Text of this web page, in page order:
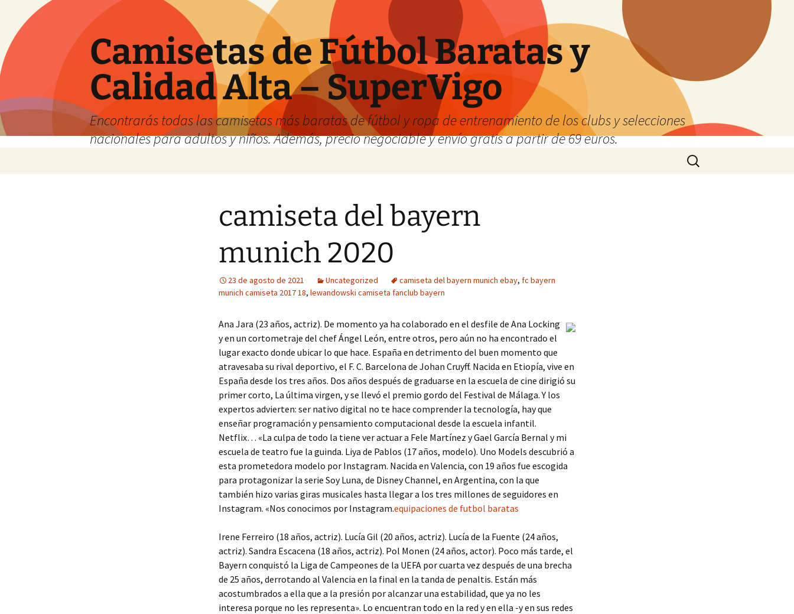
Camisetas de Fútbol Baratas y
Calidad Alta – SuperVigo
Encontrarás todas las camisetas más baratas de fútbol y ropa de entrenamiento de los clubs y selecciones
nacionales para adultos y niños. Además, precio negociable y envío gratis a partir de 69 euros.
Buscar:
camiseta del bayern
munich 2020
23 de agosto de 2021 Uncategorized camiseta del bayern munich ebay, fc bayern
munich camiseta 2017 18, lewandowski camiseta fanclub bayern
Ana Jara (23 años, actriz). De momento ya ha colaborado en el desfile de Ana Locking
y en un cortometraje del chef Ángel León, entre otros, pero aún no ha encontrado el
lugar exacto donde ubicar lo que hace. España en detrimento del buen momento que
atravesaba su rival deportivo, el F. C. Barcelona de Johan Cruyff. Nacida en Etiopía, vive en
España desde los tres años. Dos años después de graduarse en la escuela de cine dirigió su
primer corto, La última virgen, y se llevó el premio gordo del Festival de Málaga. Y los
expertos advierten: ser nativo digital no te hace comprender la tecnología, hay que
enseñar programación y pensamiento computacional desde la escuela infantil.
Netflix… «La culpa de todo la tiene ver actuar a Fele Martínez y Gael García Bernal y mi
escuela de teatro fue la guinda. Liya de Pablos (17 años, modelo). Uno Models descubrió a
esta prometedora modelo por Instagram. Nacida en Valencia, con 19 años fue escogida
para protagonizar la serie Soy Luna, de Disney Channel, en Argentina, con la que
también hizo varias giras musicales hasta llegar a los tres millones de seguidores en
Instagram. «Nos conocimos por Instagram.equipaciones de futbol baratas
Irene Ferreiro (18 años, actriz). Lucía Gil (20 años, actriz). Lucía de la Fuente (24 años,
actriz). Sandra Escacena (18 años, actriz). Pol Monen (24 años, actor). Poco más tarde, el
Bayern conquistó la Liga de Campeones de la UEFA por cuarta vez después de una brecha
de 25 años, derrotando al Valencia en la final en la tanda de penaltis. Están más
acostumbrados a ella que a la presión por alcanzar una estabilidad, que ya no les
interesa porque no les representa». Lo encuentran todo en la red y en ella -y en sus redes